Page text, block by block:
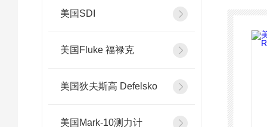
美国SDI
美国Fluke 福禄克
美国狄夫斯高 Defelsko
美国Mark-10测力计